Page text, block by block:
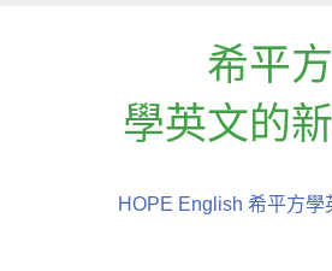
希平方
學英文的
HOPE English 希平方學